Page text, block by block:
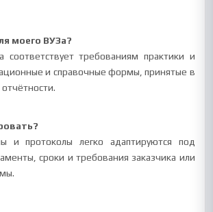
моего ВУЗа?
соответствует требованиям практики и
и справочные формы, принятые в
и протоколы легко адаптируются под
сроки и требования заказчика или